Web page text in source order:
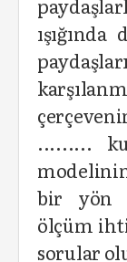
.........
bir yön
ölçüm
sorular